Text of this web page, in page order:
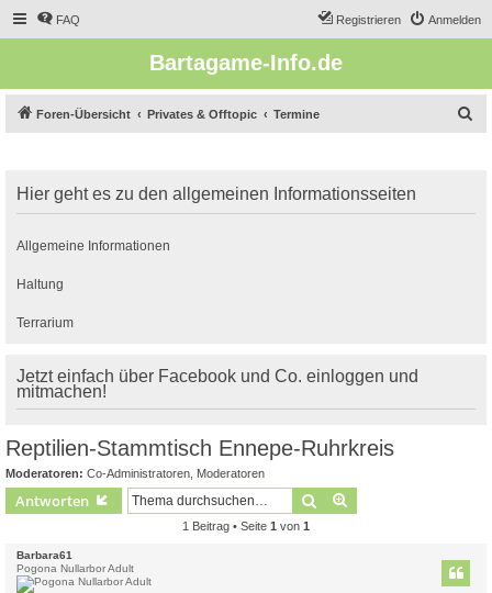
FAQ Anmelden
Registrieren
Bartagame-Info.de
Foren-Übersicht Privates & Offtopic Termine
e
Hier geht es zu den allgemeinen Informationsseiten
Allgemeine Informationen
Haltung
Terrarium
Jetzt einfach über Facebook und Co. einloggen und
mitmachen!
Reptilien-Stammtisch Ennepe-Ruhrkreis
Moderatoren: Co-Administratoren Moderatoren
Antworten Suche
1 Beitrag • Seite 1 von 1
Barbara61
Pogona Nullarbor Adult